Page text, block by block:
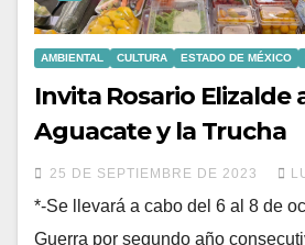
AMBIENTAL CULTURA ESTADO DE MÉXICO
Invita Rosario Elizalde
Aguacate y la Trucha
25 DE SEPTIEMBRE DE 2023
*-Se llevará a cabo del 6 al 8 de
Guerra por segundo año